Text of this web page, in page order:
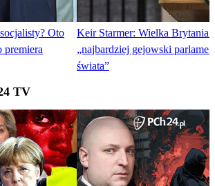
Oto
premiera
Keir Starmer: Wielka Brytania
„najbardziej gejowski
świata”
TV